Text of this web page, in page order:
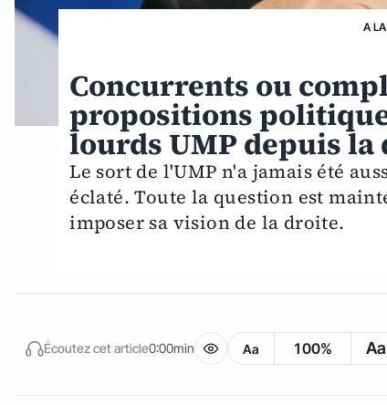
A
Concurrents ou
propositions
lourds UMP depuis la
Le sort de l'UMP n'a jamais été
éclaté. Toute la question est
imposer sa vision de la droite.
Écoutez cet article0:00min Aa 100% Aa